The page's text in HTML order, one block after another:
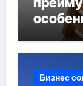
Бизнес